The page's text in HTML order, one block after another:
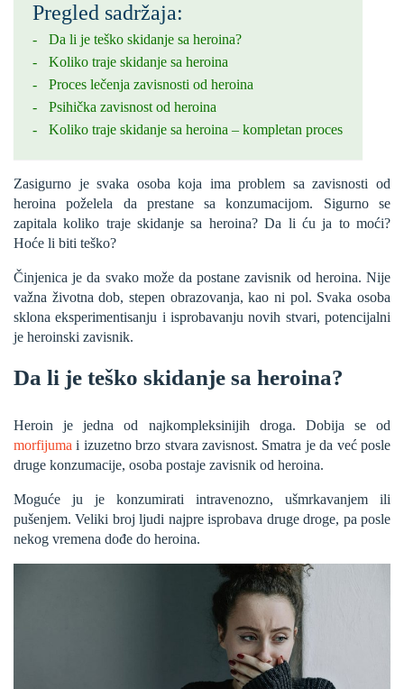
Pregled sadržaja:
Da li je teško skidanje sa heroina?
Koliko traje skidanje sa heroina
Proces lečenja zavisnosti od heroina
Psihička zavisnost od heroina
Koliko traje skidanje sa heroina – kompletan proces
Zasigurno je svaka osoba koja ima problem sa zavisnosti od
heroina poželela da prestane sa konzumacijom. Sigurno se
zapitala koliko traje skidanje sa heroina? Da li ću ja to moći?
Hoće li biti teško?
Činjenica je da svako može da postane zavisnik od heroina. Nije
važna životna dob, stepen obrazovanja, kao ni pol. Svaka osoba
sklona eksperimentisanju i isprobavanju novih stvari, potencijalni
je heroinski zavisnik.
Da li je teško skidanje sa heroina?
Heroin je jedna od najkompleksinijih droga. Dobija se od
morfijumai izuzetno brzo stvara zavisnost. Smatra je da već posle
druge konzumacije, osoba postaje zavisnik od heroina.
Moguće ju je konzumirati intravenozno, ušmrkavanjem ili
pušenjem. Veliki broj ljudi najpre isprobava druge droge, pa posle
nekog vremena dođe do heroina.